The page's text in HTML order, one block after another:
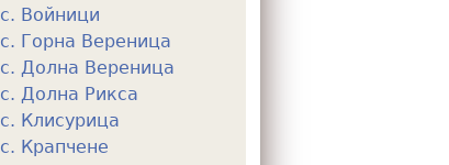
с. Войници
с. Горна Вереница
с. Долна Вереница
с. Долна Рикса
с. Клисурица
с. Крапчене